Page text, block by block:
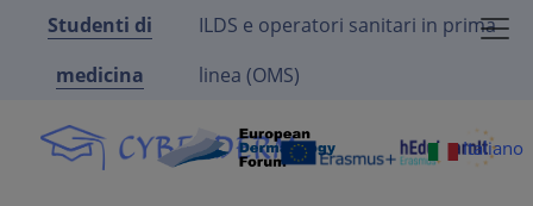
Studenti di
medicina
ILDS e operatori sanitari in prima
linea (OMS)
Italiano